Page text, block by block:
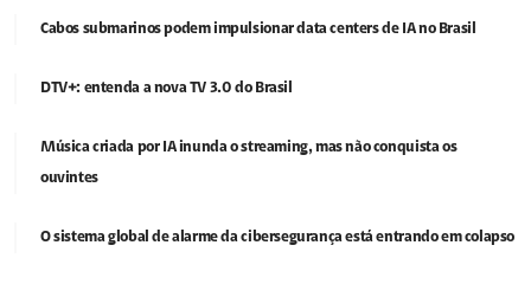
Cabos submarinos podem impulsionar data centers de IA no Brasil
DTV+: entenda a nova TV 3.0 do Brasil
Música criada por IA inunda o streaming, mas não conquista os
ouvintes
O sistema global de alarme da cibersegurança está entrando em colapso